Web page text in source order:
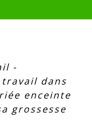
-
dans
enceinte
grossesse